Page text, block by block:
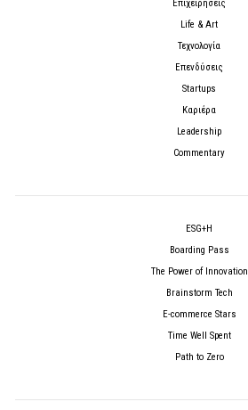
Επιχειρήσεις
Life & Art
Τεχνολογία
Επενδύσεις
Startups
Καριέρα
Leadership
Commentary
ESG+H
Boarding Pass
The Power of Innovation
Brainstorm Tech
E-commerce Stars
Time Well Spent
Path to Zero